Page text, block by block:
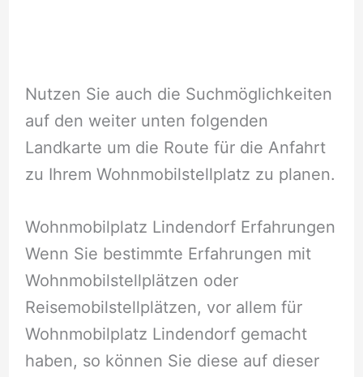
Nutzen Sie auch die Suchmöglichkeiten
auf den weiter unten folgenden
Landkarte um die Route für die Anfahrt
zu Ihrem Wohnmobilstellplatz zu planen.
Wohnmobilplatz Lindendorf Erfahrungen
Wenn Sie bestimmte Erfahrungen mit
Wohnmobilstellplätzen oder
Reisemobilstellplätzen, vor allem für
Wohnmobilplatz Lindendorf gemacht
haben, so können Sie diese auf dieser